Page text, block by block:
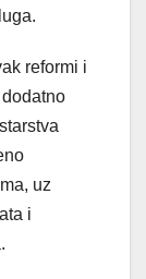
reformi i
uz
i